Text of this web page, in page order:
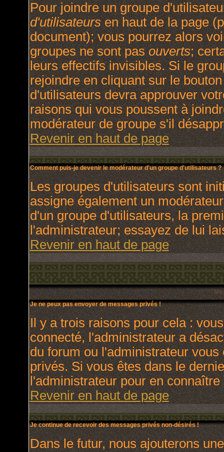
Pour joindre un groupe
d'utilisateursen haut de la page
document); vous pourrez alors
groupes ne sont pasouverts;
leurs effectifs invisibles. Si le
rejoindre en cliquant sur le
d'utilisateurs devra approuver
raisons qui vous poussent à
modérateur de groupe s'il
Revenir en haut de page
Comment puis-je devenir le modérateur d'un groupe d'utilisateurs ?
Les groupes d'utilisateurs sont
assigne également un
d'un groupe d'utilisateurs, la
l'administrateur; essayez de lui
Revenir en haut de page
Je ne peux pas envoyer de messages privés !
Il y a trois raisons pour cela :
connecté, l'administrateur a
du forum ou l'administrateur
privés. Si vous êtes dans le
l'administrateur pour en connaître
Revenir en haut de page
Je continue de recevoir des messages privés non-désirés !
Dans le futur, nous ajouterons